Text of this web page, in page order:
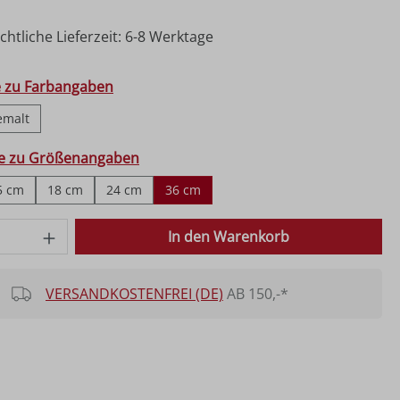
Lieferzeit: 6-8 Werktage
zu Farbangaben
zu Größenangaben
cm 18 cm 24 cm 36 cm
Anzahl: Gib den gewünschten Wert
In den Warenkorb
VERSANDKOSTENFREI (DE) AB 150,-*